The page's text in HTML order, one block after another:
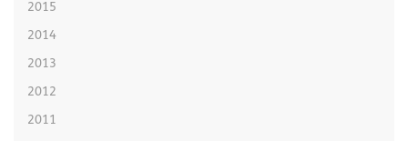
2015
2014
2013
2012
2011